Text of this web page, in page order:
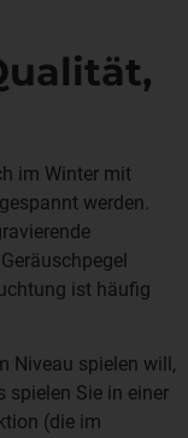
im Winter mit
werden.
ist häufig
Niveau spielen will,
spielen Sie in einer
(die im